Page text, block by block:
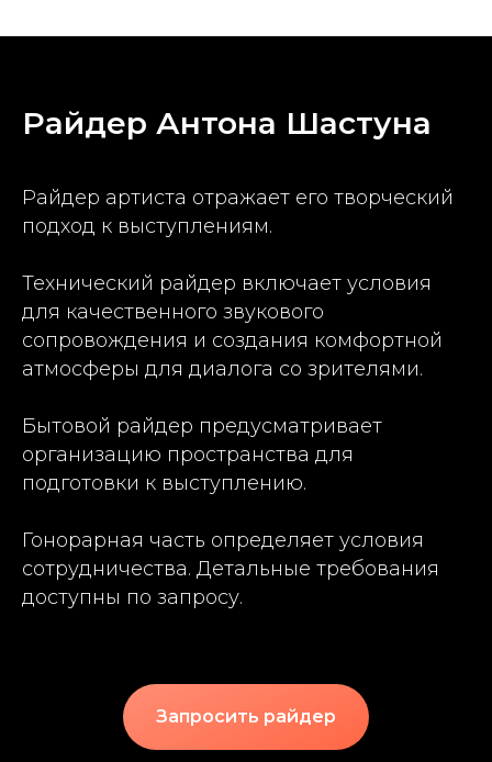
Райдер Антона Шастуна
Райдер артиста отражает его творческий
подход к выступлениям.
Технический райдер включает условия
для качественного звукового
сопровождения и создания комфортной
атмосферы для диалога со зрителями.
Бытовой райдер предусматривает
организацию пространства для
подготовки к выступлению.
Гонорарная часть определяет условия
сотрудничества. Детальные требования
доступны по запросу.
Запросить райдер